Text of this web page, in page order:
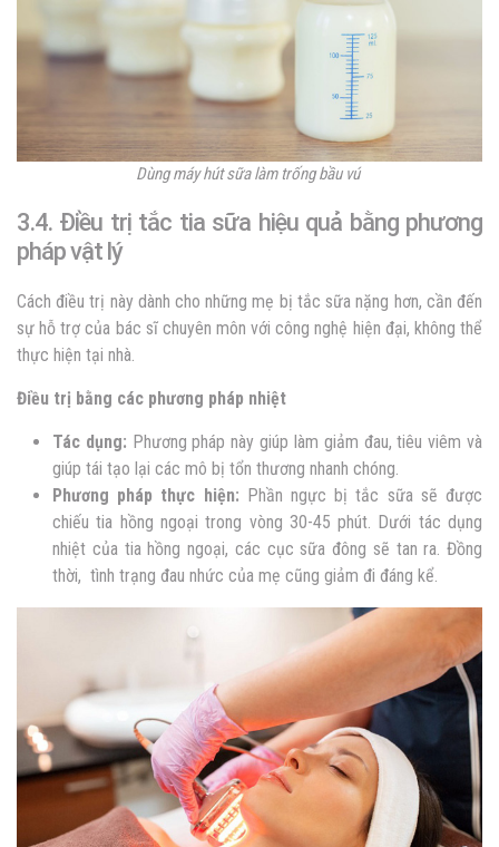
Dùng máy hút sữa làm trống bầu vú
3.4. Điều trị tắc tia sữa hiệu quả bằng phương
pháp vật lý
Cách điều trị này dành cho những mẹ bị tắc sữa nặng hơn, cần đến
sự hỗ trợ của bác sĩ chuyên môn với công nghệ hiện đại, không thể
thực hiện tại nhà.
Điều trị bằng các phương pháp nhiệt
Tác dụng: Phương pháp này giúp làm giảm đau, tiêu viêm và
giúp tái tạo lại các mô bị tổn thương nhanh chóng.
Phương pháp thực hiện: Phần ngực bị tắc sữa sẽ được
chiếu tia hồng ngoại trong vòng 30-45 phút. Dưới tác dụng
nhiệt của tia hồng ngoại, các cục sữa đông sẽ tan ra. Đồng
thời, tình trạng đau nhức của mẹ cũng giảm đi đáng kể.